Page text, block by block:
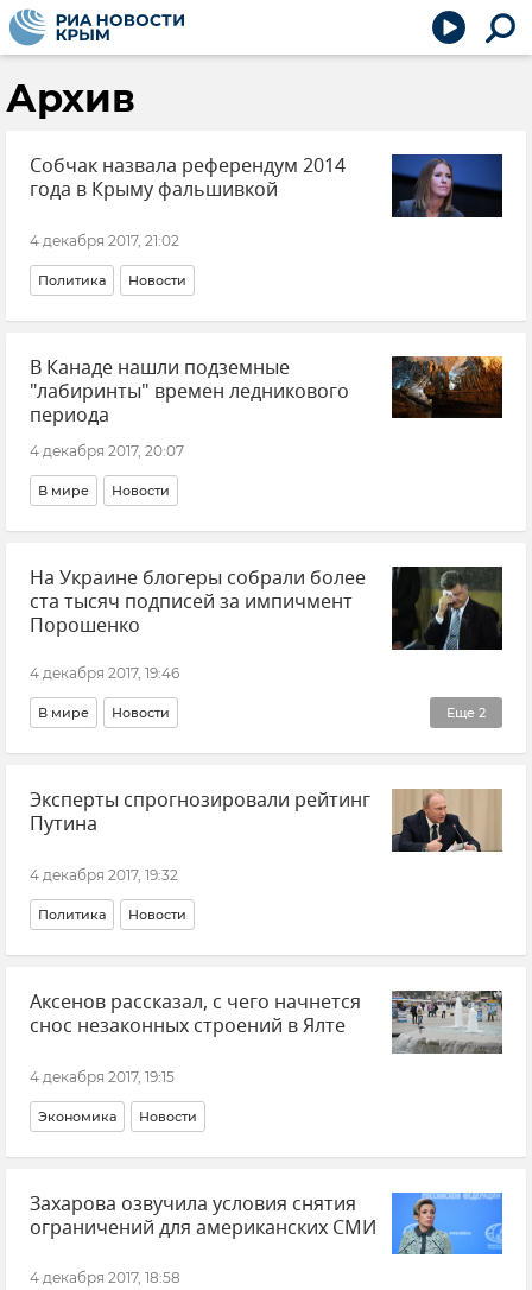
Архив
Собчак назвала референдум 2014
года в Крыму фальшивкой
4 декабря 2017, 21:02
Политика Новости
В Канаде нашли подземные
"лабиринты" времен ледникового
периода
4 декабря 2017, 20:07
В мире Новости
На Украине блогеры собрали более
ста тысяч подписей за импичмент
Порошенко
4 декабря 2017, 19:46
Еще 2
В мире Новости
Обострение ситуации на Украине
Ситуация на Украине
Эксперты спрогнозировали рейтинг
Путина
4 декабря 2017, 19:32
Политика Новости
Аксенов рассказал, с чего начнется
снос незаконных строений в Ялте
4 декабря 2017, 19:15
Экономика Новости
Захарова озвучила условия снятия
ограничений для американских СМИ
4 декабря 2017, 18:58